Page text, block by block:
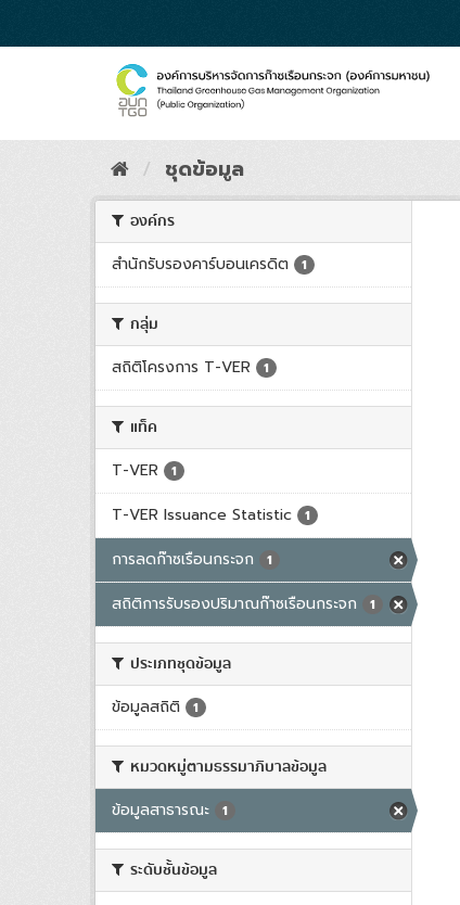
to
ชุดข้อมูล
องค์กร
สำนักรับรองคาร์บอนเครดิต 1
กลุ่ม
สถิติโครงการ T-VER 1
แท็ค
T-VER 1
T-VER Issuance Statistic 1
การลดก๊าซเรือนกระจก 1
สถิติการรับรองปริมาณก๊าซเรือนกระจก 1
ประเภทชุดข้อมูล
ข้อมูลสถิติ 1
หมวดหมู่ตามธรรมาภิบาลข้อมูล
ข้อมูลสาธารณะ 1
ระดับชั้นข้อมูล